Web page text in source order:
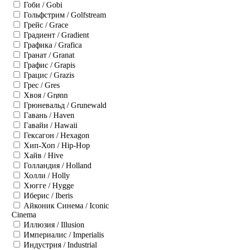
Гоби / Gobi
Гольфстрим / Golfstream
Грейс / Grace
Градиент / Gradient
Графика / Grafica
Гранат / Granat
Графис / Grapis
Грацис / Grazis
Грес / Gres
Хвоя / Grønn
Грюневальд / Grunewald
Гавань / Haven
Гавайи / Hawaii
Гексагон / Hexagon
Хип-Хоп / Hip-Hop
Хайв / Hive
Голландия / Holland
Холли / Holly
Хюгге / Hygge
Иберис / Iberis
Айконик Синема / Iconic
Cinema
Иллюзия / Illusion
Империалис / Imperialis
Индустрия / Industrial